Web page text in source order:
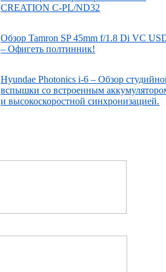
CREATION C-PL/ND32
Обзор Tamron SP 45mm f/1.8 Di VC
– Офигеть полтинник!
Hyundae Photonics i-6 – Обзор
вспышки со встроенным
и высокоскоростной синхронизацией.